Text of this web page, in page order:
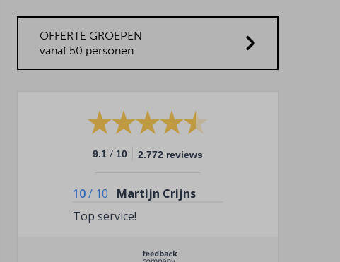
OFFERTE GROEPEN
vanaf 50 personen
9.1 / 10 2.772 reviews
10/ 10
Martijn Crijns
Top service!